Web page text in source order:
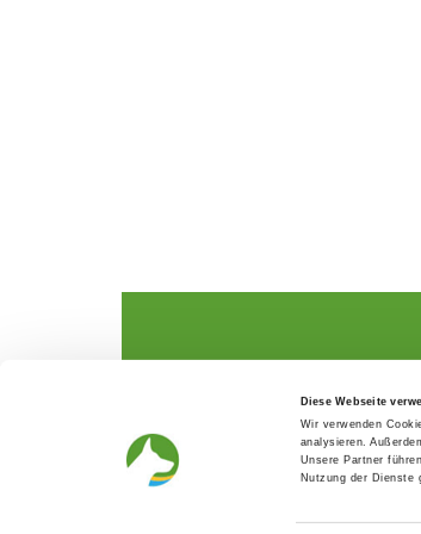
Diese Webseite
Wir verwenden
analysieren.
Unsere Partner
Nutzung der Dienste
Everything about the breed
Breeding and upbringing
Helper and saviour